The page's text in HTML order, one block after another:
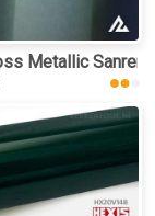
keukenfolie
Metallic